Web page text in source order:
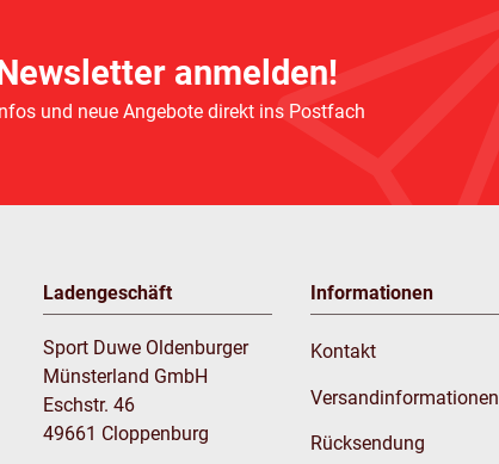
anmelden!
und neue Angebote direkt ins Postfach
Ladengeschäft
Sport Duwe Oldenburger
Münsterland GmbH
Eschstr. 46
49661 Cloppenburg
Informationen
Kontakt
Versandinformationen
Rücksendung